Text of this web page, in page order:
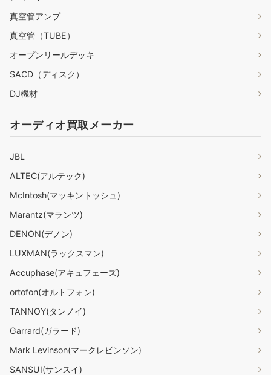
真空管アンプ
真空管（TUBE）
オープンリールデッキ
SACD（ディスク）
DJ機材
オーディオ買取メーカー
JBL
ALTEC(アルテック)
McIntosh(マッキントッシュ)
Marantz(マランツ)
DENON(デノン)
LUXMAN(ラックスマン)
Accuphase(アキュフェーズ)
ortofon(オルトフォン)
TANNOY(タンノイ)
Garrard(ガラード)
Mark Levinson(マークレビンソン)
SANSUI(サンスイ)